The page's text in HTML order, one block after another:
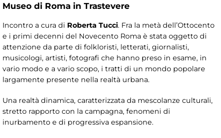
Museo di Roma in Trastevere
Incontro a cura di Roberta Tucci. Fra la metà dell’Ottocento
e i primi decenni del Novecento Roma è stata oggetto di
attenzione da parte di folkloristi, letterati, giornalisti,
musicologi, artisti, fotografi che hanno preso in esame, in
vario modo e a vario scopo, i tratti di un mondo popolare
largamente presente nella realtà urbana.
Una realtà dinamica, caratterizzata da mescolanze culturali,
stretto rapporto con la campagna, fenomeni di
inurbamento e di progressiva espansione.